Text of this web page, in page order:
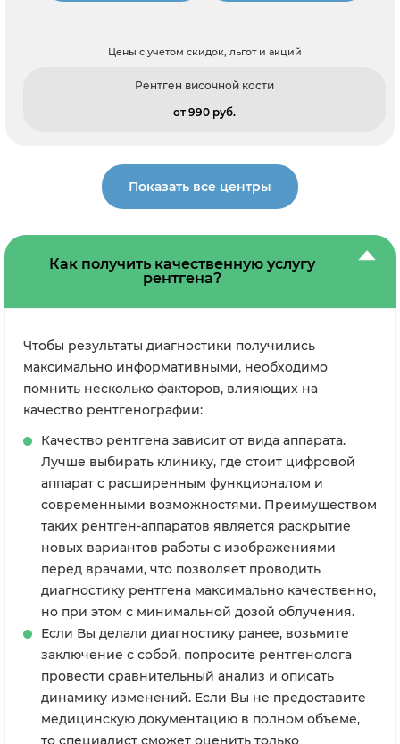
Цены с учетом скидок, льгот и акций
Рентген височной кости
от 990 pуб.
Показать все центры
Как получить качественную услугу
рентгена?
Чтобы результаты диагностики получились
максимально информативными, необходимо
помнить несколько факторов, влияющих на
качество рентгенографии:
Качество рентгена зависит от вида аппарата.
Лучше выбирать клинику, где стоит цифровой
аппарат с расширенным функционалом и
современными возможностями. Преимуществом
таких рентген-аппаратов является раскрытие
новых вариантов работы с изображениями
перед врачами, что позволяет проводить
диагностику рентгена максимально качественно,
но при этом с минимальной дозой облучения.
Если Вы делали диагностику ранее, возьмите
заключение с собой, попросите рентгенолога
провести сравнительный анализ и описать
динамику изменений. Если Вы не предоставите
медицинскую документацию в полном объеме,
то специалист сможет оценить только